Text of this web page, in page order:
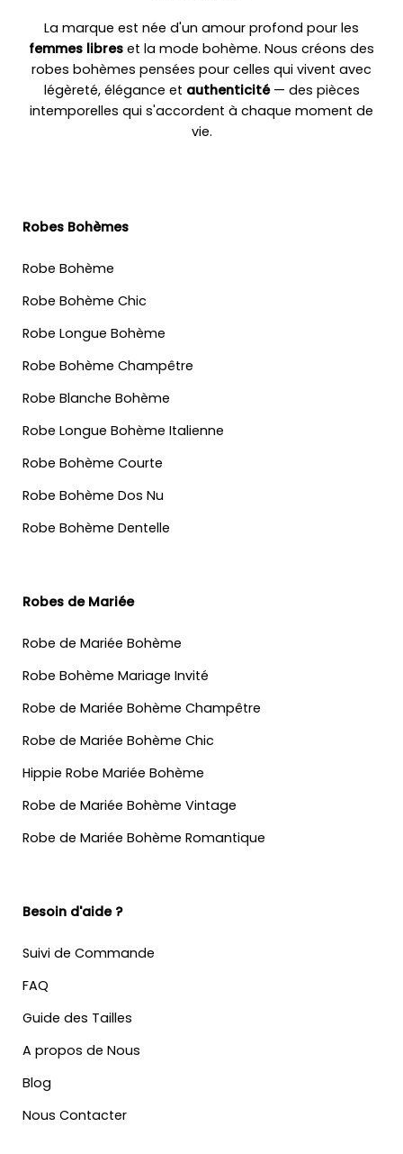
La marque est née d'un amour profond pour les
femmes libres et la mode bohème. Nous créons des
robes bohèmes pensées pour celles qui vivent avec
légèreté, élégance et authenticité— des pièces
intemporelles qui s'accordent à chaque moment de
vie.
Robes Bohèmes
Robe Bohème
Robe Bohème Chic
Robe Longue Bohème
Robe Bohème Champêtre
Robe Blanche Bohème
Robe Longue Bohème Italienne
Robe Bohème Courte
Robe Bohème Dos Nu
Robe Bohème Dentelle
Robes de Mariée
Robe de Mariée Bohème
Robe Bohème Mariage Invité
Robe de Mariée Bohème Champêtre
Robe de Mariée Bohème Chic
Hippie Robe Mariée Bohème
Robe de Mariée Bohème Vintage
Robe de Mariée Bohème Romantique
Besoin d'aide ?
Suivi de Commande
FAQ
Guide des Tailles
A propos de Nous
Blog
Nous Contacter